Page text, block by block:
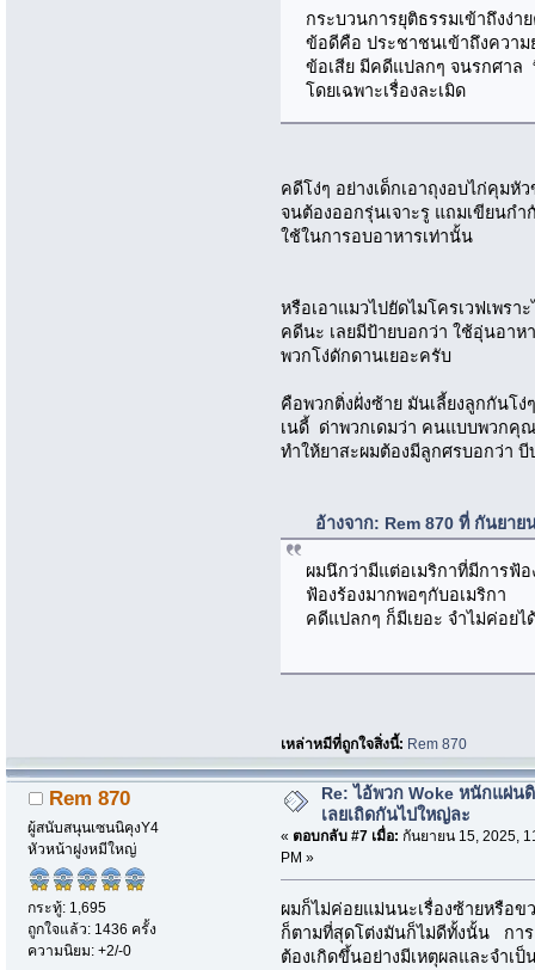
กระบวนการยุติธรรมเข้าถึงง่า
ข้อดีคือ ประชาชนเข้าถึงความ
ข้อเสีย มีคดีแปลกๆ จนรกศาล
โดยเฉพาะเรื่องละเมิด
คดีโง่ๆ อย่างเด็กเอาถุงอบไก่คุม
จนต้องออกรุ่นเจาะรู แถมเขียนกำ
ใช้ในการอบอาหารเท่านั้น
หรือเอาแมวไปยัดไมโครเวฟเพร
คดีนะ เลยมีป้ายบอกว่า ใช้อุ่นอาห
พวกโง่ดักดานเยอะครับ
คือพวกติ่งฝั่งซ้าย มันเลี้ยงลูกกันโ
เนดี้ ด่าพวกเดมว่า คนแบบพวกคุ
ทำให้ยาสะผมต้องมีลูกศรบอกว่า
อ้างจาก: Rem 870 ที่ กันยาย
ผมนึกว่ามีแต่อเมริกาที่มีการฟ้
ฟ้องร้องมากพอๆกับอเมริกา
คดีแปลกๆ ก็มีเยอะ จำไม่ค่อยไ
เหล่าหมีที่ถูกใจสิ่งนี้: Rem 870
Rem 870
ผู้สนับสนุนเซนนิคุงY4
หัวหน้าฝูงหมีใหญ่
กระทู้: 1,695
ถูกใจแล้ว: 1436 ครั้ง
ความนิยม: +2/-0
Re: ไอ้พวก Woke หนักแผ่น
เลยเถิดกันไปใหญ่ละ
« ตอบกลับ #7 เมื่อ: กันยายน 15, 2025,
PM »
ผมก็ไม่ค่อยแม่นนะเรื่องซ้ายหรือ
ก็ตามที่สุดโต่งมันก็ไม่ดีทั้งนั้น การ
ต้องเกิดขึ้นอย่างมีเหตุผลและจำเ